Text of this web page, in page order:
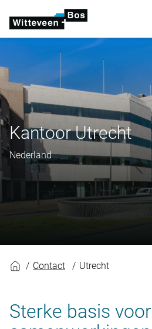
Kantoor Utrecht
Nederland
Contact Utrecht
Sterke basis voor